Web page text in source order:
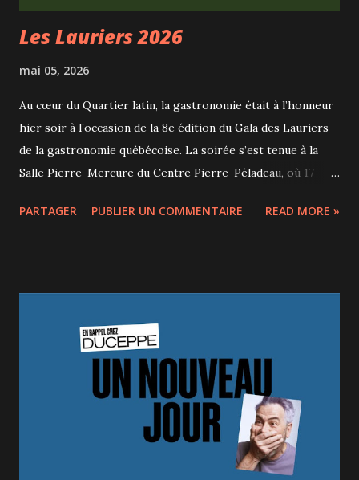
Les Lauriers 2026
mai 05, 2026
Au cœur du Quartier latin, la gastronomie était à l’honneur
hier soir à l’occasion de la 8e édition du Gala des Lauriers
de la gastronomie québécoise. La soirée s’est tenue à la
Salle Pierre-Mercure du Centre Pierre-Péladeau, où 17
professionnels du milieu, de partenaires et de dignitaires.
lauréats ont d’ailleurs profité de leur tribune pour faire
passer des messages, notamment contre la prolifération
des éoliennes, sur les enjeux liés aux politiques migratoires
et à la pénurie de main-d’œuvre en cuisine, ainsi que sur la
nécessité de mieux protéger l’environnement. L’animation
était assurée par le chef Danny St Pierre, qui a livré une
prestation rythmée, efficace et pleine d’humour,
PARTAGER PUBLIER UN COMMENTAIRE READ MORE »